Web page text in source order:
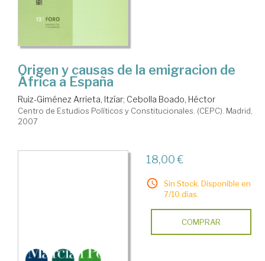
Origen y causas de la emigracion de
África a España
Ruiz-Giménez Arrieta, Itzíar; Cebolla Boado, Héctor
Centro de Estudios Políticos y Constitucionales. (CEPC). Madrid,
2007
18,00 €
Sin Stock. Disponible en
7/10 días.
COMPRAR